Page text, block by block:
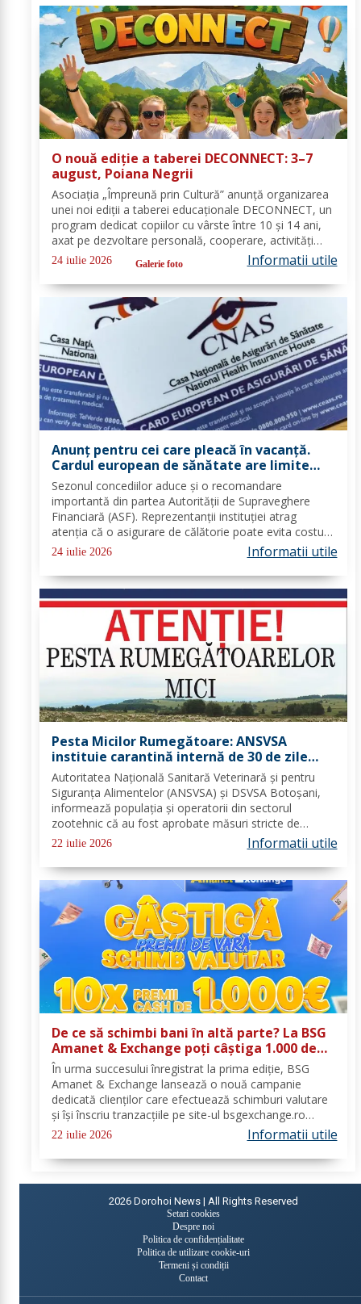
O nouă ediție a taberei DECONNECT: 3–7
august, Poiana Negrii
Asociația „Împreună prin Cultură” anunță organizarea
unei noi ediții a taberei educaționale DECONNECT, un
program dedicat copiilor cu vârste între 10 și 14 ani,
axat pe dezvoltare personală, cooperare, activități
outdoor și deconectare totală de la telefon. O tabără
cu sens, nu doar o vacanță!...
24 iulie 2026 Galerie foto Informatii utile
Anunț pentru cei care pleacă în vacanță.
Cardul european de sănătate are limite
importante. Greșeala care te poate costa
mii de euro
Sezonul concediilor aduce și o recomandare
importantă din partea Autorității de Supraveghere
Financiară (ASF). Reprezentanții instituției atrag
atenția că o asigurare de călătorie poate evita costuri
uriașe în cazul unor probleme medicale, al anulării
24 iulie 2026 Informatii utile
Pesta Micilor Rumegătoare: ANSVSA
instituie carantină internă de 30 de zile
pentru ovine și caprine
Autoritatea Națională Sanitară Veterinară și pentru
Siguranța Alimentelor (ANSVSA) și DSVSA Botoșani,
informează populația și operatorii din sectorul
zootehnic că au fost aprobate măsuri stricte de
urgență pe întreg teritoriul României. Decizia nr. 1,
emisă de Comitetul Național pentru Situații de...
22 iulie 2026 Informatii utile
De ce să schimbi bani în altă parte? La BSG
Amanet & Exchange poți câștiga 1.000 de
euro cash!
În urma succesului înregistrat la prima ediție, BSG
Amanet & Exchange lansează o nouă campanie
dedicată clienților care efectuează schimburi valutare
și își înscriu tranzacțiile pe site-ul bsgexchange.ro
Operațiunile pot fi realizate în agenții în perioada 20
22 iulie 2026 Informatii utile
2026 Dorohoi News | All Rights Reserved
Setari cookies
Despre noi
Politica de confidențialitate
Politica de utilizare cookie-uri
Termeni și condiții
Contact